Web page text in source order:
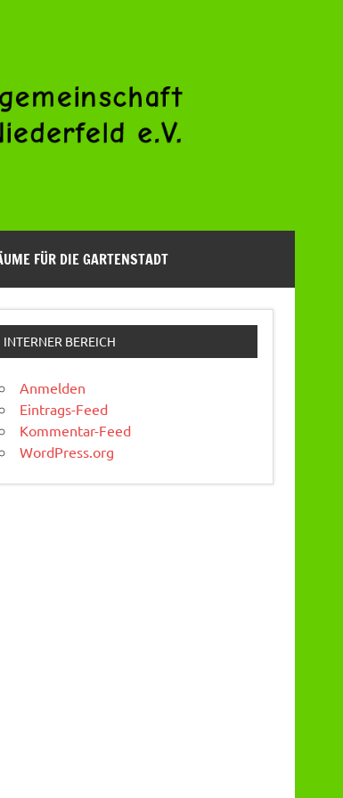
FÜR DIE GARTENSTADT
INTERNER BEREICH
Anmelden
Eintrags-Feed
Kommentar-Feed
WordPress.org